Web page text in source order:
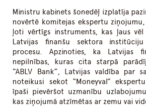
Ministru kabinets šonedēļ izplatīja
novērtē komitejas ekspertu
ļoti vērtīgs instruments, kas ļaus
Latvijas finanšu sektora
procesu. Apzinoties, ka Latvijas
nepilnības, kuras cita starpā
“ABLV Bank”, Latvijas valdība par
noteikusi sekot “Moneyval”
īpaši pievēršot uzmanību
kas ziņojumā atzīmētas ar zemu vai